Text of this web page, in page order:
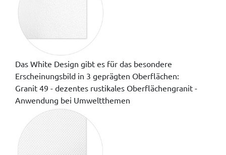
Das White Design gibt es für das besondere
Erscheinungsbild in 3 geprägten Oberflächen:
Granit 49 - dezentes rustikales Oberflächengranit -
Anwendung bei Umweltthemen